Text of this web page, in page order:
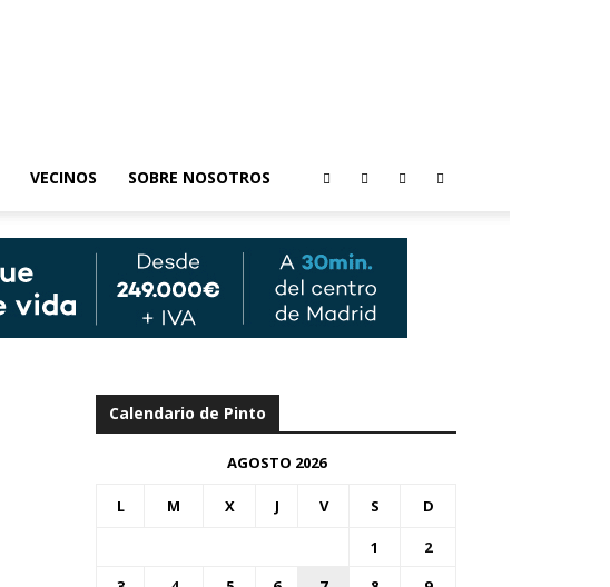
VECINOS SOBRE NOSOTROS
Calendario de Pinto
AGOSTO 2026
L M X J V S D
1
2